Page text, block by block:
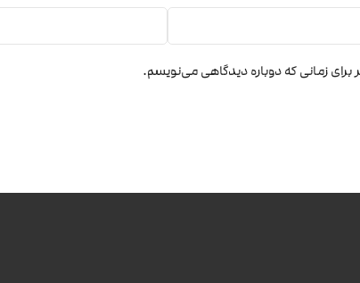
برای زمانی که دوباره دیدگاهی می‌نویسم.